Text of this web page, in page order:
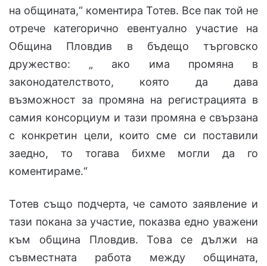
на общината,“ коментира Тотев. Все пак той не
отрече категорично евентуално участие на
Община Пловдив в бъдещо търговско
дружество: „ ако има промяна в
законодателството, която да дава
възможност за промяна на регистрацията в
самия консорциум и тази промяна е свързана
с конкретин цели, които сме си поставили
заедно, то тогава бихме могли да го
коментираме.“
Тотев също подчерта, че самото заявление и
тази покана за участие, показва едно уважени
към община Пловдив. Това се дължи на
съвместната работа между общината,